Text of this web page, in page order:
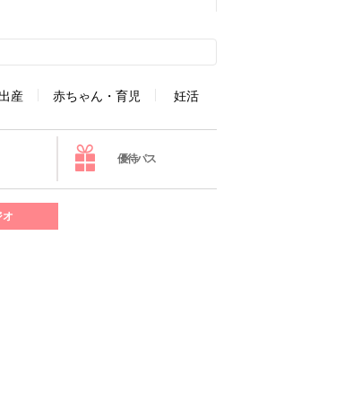
産 赤ちゃん・育児 妊活
優待パス